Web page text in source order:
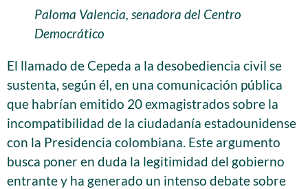
Paloma Valencia, senadora del Centro
Democrático
El llamado de Cepeda a la desobediencia civil se
sustenta, según él, en una comunicación pública
que habrían emitido 20 exmagistrados sobre la
incompatibilidad de la ciudadanía estadounidense
con la Presidencia colombiana. Este argumento
busca poner en duda la legitimidad del gobierno
entrante y ha generado un intenso debate sobre